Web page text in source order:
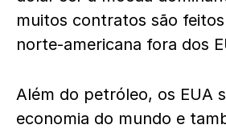
muitos contratos são
norte-americana fora dos
Além do petróleo, os EUA
economia do mundo e